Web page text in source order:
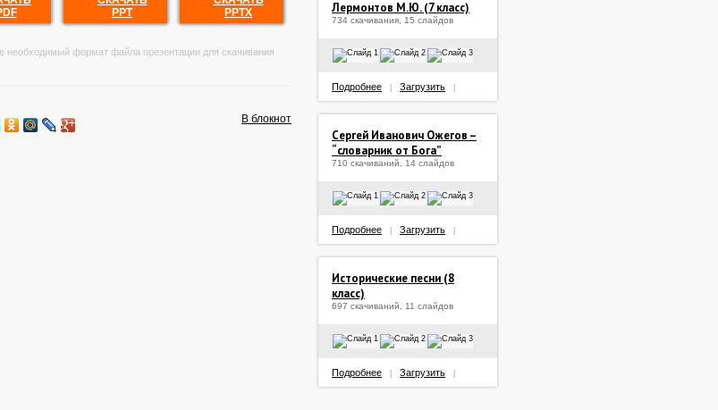
PPT
PPTX
необходимый формат файла презентации для скачивания
В блокнот
Лермонтов М.Ю. (7 класс)
734 скачивания, 15 слайдов
Подробнее Загрузить
Сергей Иванович Ожегов –
“словарник от Бога”
710 скачиваний, 14 слайдов
Подробнее Загрузить
Исторические песни (8
класс)
697 скачиваний, 11 слайдов
Подробнее Загрузить